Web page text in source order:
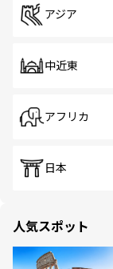
アジア
中近東
アフリカ
日本
人気スポット